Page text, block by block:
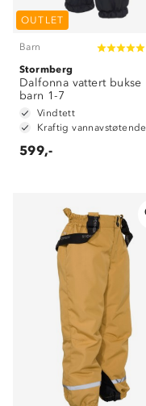
OUTLET
Barn
Stormberg
Dalfonna vattert bukse
barn 1-7
Vindtett
Kraftig vannavstøtende
599,-